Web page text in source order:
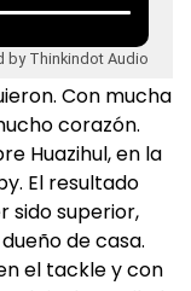
by Thinkindot Audio
Con mucha
corazón.
Huazihul, en la
El resultado
sido superior,
de casa.
el tackle y con